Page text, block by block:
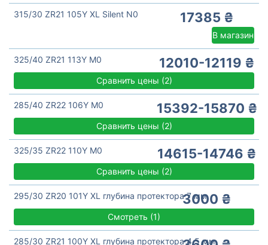
315/30 ZR21 105Y XL Silent N0 17385 ₴
В магазин
325/40 ZR21 113Y M0 12010-12119 ₴
Сравнить цены (2)
285/40 ZR22 106Y M0 15392-15870 ₴
Сравнить цены (2)
325/35 ZR22 110Y M0 14615-14746 ₴
Сравнить цены (2)
295/30 ZR20 101Y XL глубина протектора 7 мм3000 ₴
Смотреть (1)
285/30 ZR21 100Y XL глубина протектора 4,5 мм